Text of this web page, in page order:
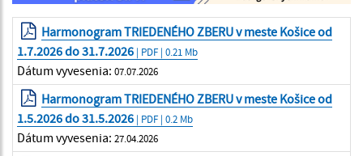
Harmonogram TRIEDENÉHO ZBERU v meste Košice od
1.7.2026 do 31.7.2026 | PDF | 0.21 Mb
Dátum vyvesenia: 07.07.2026
Harmonogram TRIEDENÉHO ZBERU v meste Košice od
1.5.2026 do 31.5.2026 | PDF | 0.2 Mb
Dátum vyvesenia: 27.04.2026